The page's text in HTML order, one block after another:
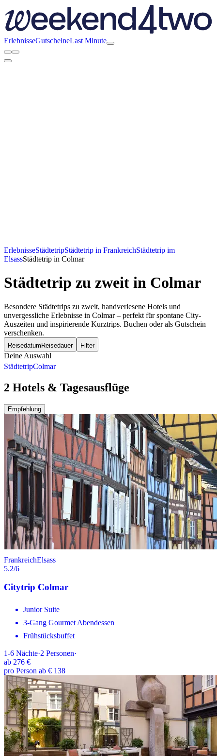
ErlebnisseGutscheineLast Minute
ErlebnisseStädtetripStädtetrip in FrankreichStädtetrip im
ElsassStädtetrip in Colmar
Städtetrip zu zweit in Colmar
Besondere Städtetrips zu zweit, handverlesene Hotels und
unvergessliche Erlebnisse in Colmar – perfekt für spontane City-
Auszeiten und inspirierende Kurztrips. Buchen oder als Gutschein
verschenken.
Reisedatum Reisedauer Filter
Deine Auswahl
StädtetripColmar
2 Hotels & Tagesausflüge
Empfehlung
FrankreichElsass
5.2/6
Citytrip Colmar
Junior Suite
3-Gang Gourmet Abendessen
Frühstücksbuffet
1-6 Nächte·2 Personen·
ab 276 €
pro Person ab € 138